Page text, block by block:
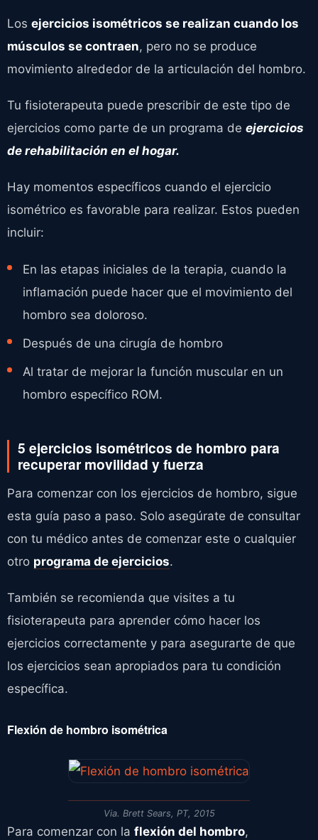
Los ejercicios isométricos se realizan cuando los
músculos se contraen, pero no se produce
movimiento alrededor de la articulación del hombro.
Tu fisioterapeuta puede prescribir de este tipo de
ejercicios como parte de un programa de ejercicios
de rehabilitación en el hogar.
Hay momentos específicos cuando el ejercicio
isométrico es favorable para realizar. Estos pueden
incluir:
En las etapas iniciales de la terapia, cuando la
inflamación puede hacer que el movimiento del
hombro sea doloroso.
Después de una cirugía de hombro
Al tratar de mejorar la función muscular en un
hombro específico ROM.
5 ejercicios isométricos de hombro para
recuperar movilidad y fuerza
Para comenzar con los ejercicios de hombro, sigue
esta guía paso a paso. Solo asegúrate de consultar
con tu médico antes de comenzar este o cualquier
otro programa de ejercicios.
También se recomienda que visites a tu
fisioterapeuta para aprender cómo hacer los
ejercicios correctamente y para asegurarte de que
los ejercicios sean apropiados para tu condición
específica.
Flexión de hombro isométrica
Via. Brett Sears, PT, 2015
Para comenzar con la flexión del hombro,